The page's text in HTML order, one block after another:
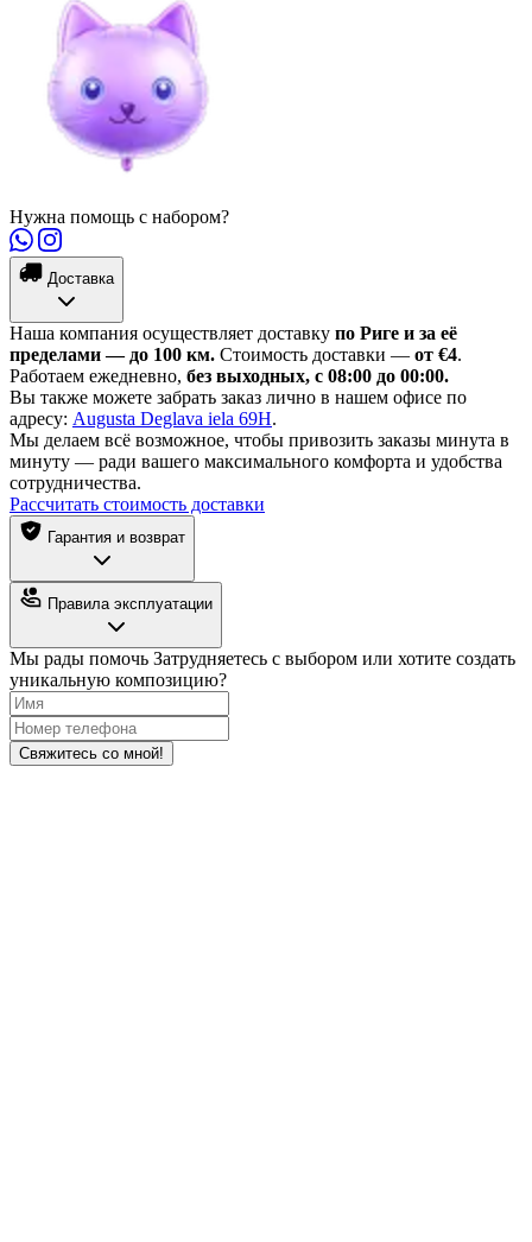
Нужна помощь с набором?
Доставка
Наша компания осуществляет доставку по Риге и за её
пределами — до 100 км. Стоимость доставки — от €4.
Работаем ежедневно, без выходных, с 08:00 до 00:00.
Вы также можете забрать заказ лично в нашем офисе по
адресу: Augusta Deglava iela 69H.
Мы делаем всё возможное, чтобы привозить заказы минута в
минуту — ради вашего максимального комфорта и удобства
сотрудничества.
Рассчитать стоимость доставки
Гарантия и возврат
Правила эксплуатации
Мы рады помочь Затрудняетесь с выбором или хотите создать
уникальную композицию?
Свяжитесь со мной!